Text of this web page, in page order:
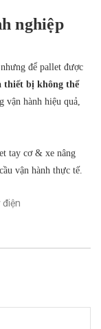
nghiệp
để pallet được
thiết bị không thể
vận hành hiệu quả,
tay cơ & xe nâng
vận hành thực tế.
điện